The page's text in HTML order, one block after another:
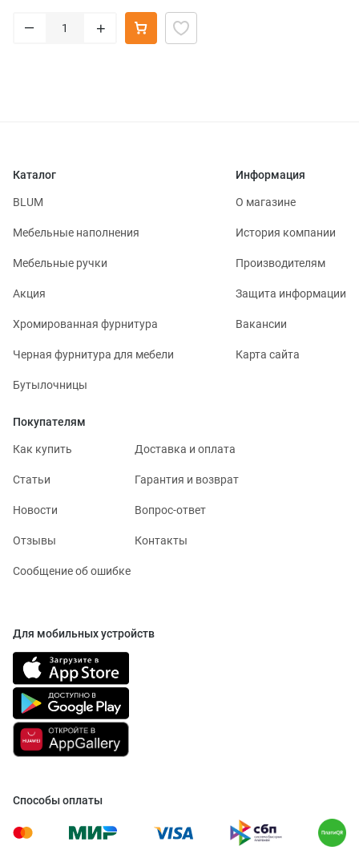
– +
Каталог
BLUM
Мебельные наполнения
Мебельные ручки
Акция
Хромированная фурнитура
Черная фурнитура для мебели
Бутылочницы
Информация
О магазине
История компании
Производителям
Защита информации
Вакансии
Карта сайта
Покупателям
Как купить Доставка и оплата
Статьи Гарантия и возврат
Новости Вопрос-ответ
Отзывы Контакты
Сообщение об ошибке
Для мобильных устройств
Способы оплаты